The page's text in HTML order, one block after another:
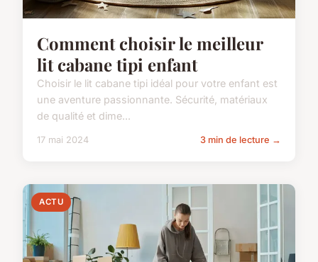
Comment choisir le meilleur
lit cabane tipi enfant
Choisir le lit cabane tipi idéal pour votre enfant est
une aventure passionnante. Sécurité, matériaux
de qualité et dime...
17 mai 2024 3 min de lecture →
ACTU